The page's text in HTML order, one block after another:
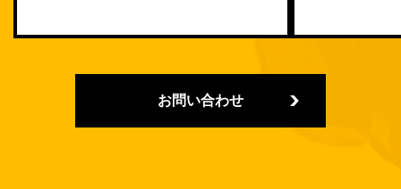
お問い合わせ